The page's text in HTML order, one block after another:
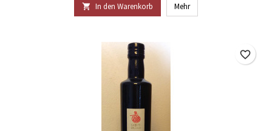
 In den Warenkorb Mehr
favorite_border